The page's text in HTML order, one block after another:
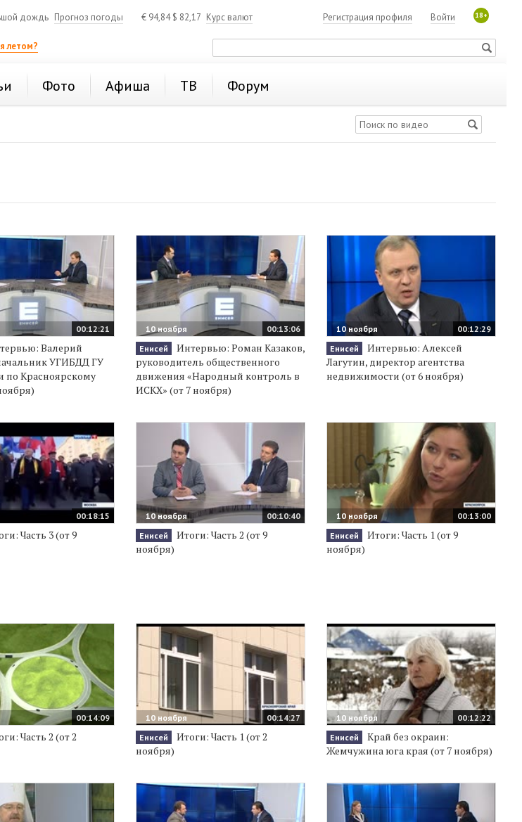
дождь Прогноз погоды € 94,84$ 82,17 Курс валют 18+
Войти
Регистрация профиля
летом?
Фото Афиша ТВ Форум
00:12:21
Валерий
УГИБДД ГУ
по Красноярскому
00:13:06
10 ноября
Енисей
Интервью: Роман Казаков,
руководитель общественного
движения «Народный контроль в
ИСКХ» (от 7 ноября)
00:12:29
10 ноября
Енисей
Интервью: Алексей
Лагутин, директор агентства
недвижимости (от 6 ноября)
00:18:15
Часть 3 (от 9
00:10:40
10 ноября
Енисей
Итоги: Часть 2 (от 9
ноября)
00:13:00
10 ноября
Енисей
Итоги: Часть 1 (от 9
ноября)
00:14:09
Часть 2 (от 2
00:14:27
10 ноября
Енисей
Итоги: Часть 1 (от 2
ноября)
00:12:22
10 ноября
Енисей
Край без окраин:
Жемчужина юга края (от 7 ноября)